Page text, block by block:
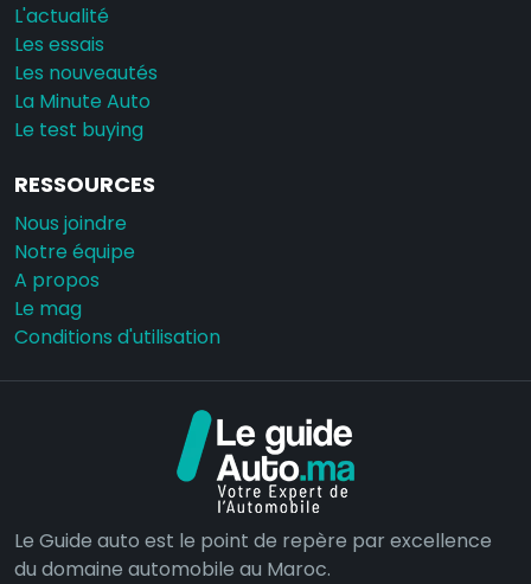
L'actualité
Les essais
Les nouveautés
La Minute Auto
Le test buying
RESSOURCES
Nous joindre
Notre équipe
A propos
Le mag
Conditions d'utilisation
Le Guide auto est le point de repère par excellence
du domaine automobile au Maroc.